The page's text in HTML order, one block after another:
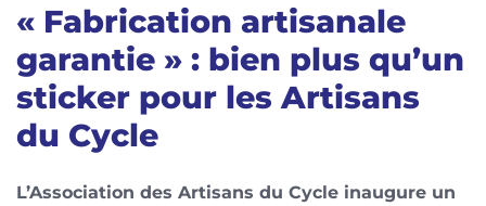
« Fabrication artisanale
garantie » : bien plus qu’un
sticker pour les Artisans
du Cycle
L’Association des Artisans du Cycle inaugure un